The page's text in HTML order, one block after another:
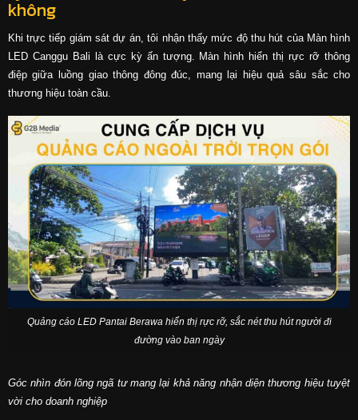
không
Khi trực tiếp giám sát dự án, tôi nhận thấy mức độ thu hút của Màn hình
LED Canggu Bali là cực kỳ ấn tượng. Màn hình hiển thị rực rỡ thông
điệp giữa luồng giao thông đông đúc, mang lại hiệu quả sâu sắc cho
thương hiệu toàn cầu.
Quảng cáo LED Pantai Berawa hiển thị rực rỡ, sắc nét thu hút người đi
đường vào ban ngày
Góc nhìn đón lõng ngã tư mang lại khả năng nhận diện thương hiệu tuyệt
vời cho doanh nghiệp